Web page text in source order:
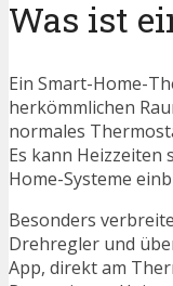
Was ist
Ein Smart-Home-
herkömmlichen
normales
Es kann Heizzeiten
Home-Systeme
Besonders
Drehregler und
App, direkt am